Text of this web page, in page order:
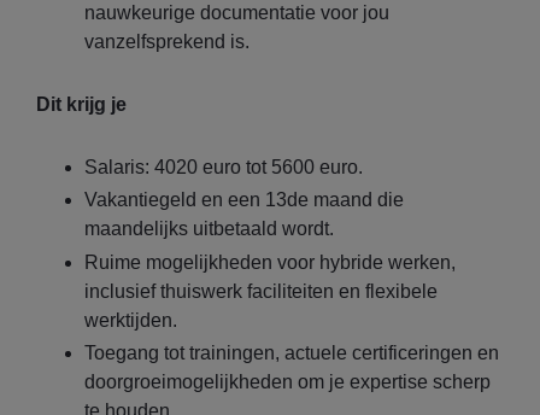
nauwkeurige documentatie voor jou
vanzelfsprekend is.
Dit krijg je
Salaris: 4020 euro tot 5600 euro.
Vakantiegeld en een 13de maand die
maandelijks uitbetaald wordt.
Ruime mogelijkheden voor hybride werken,
inclusief thuiswerk faciliteiten en flexibele
werktijden.
Toegang tot trainingen, actuele certificeringen en
doorgroeimogelijkheden om je expertise scherp